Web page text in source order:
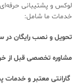
لوکس و پشتیبانی
خدمات ما شامل:
تحویل و نصب رایگان در
مشاوره تخصصی قبل از
گارانتی معتبر و